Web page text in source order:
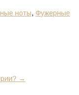
ноты, Фужерные
→